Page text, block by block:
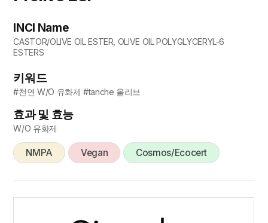
INCI Name
CASTOR/OLIVE OIL ESTER, OLIVE OIL POLYGLYCERYL-6
ESTERS
키워드
#천연 W/O 유화제 #tanche 올리브
효과 및 효능
W/O 유화제
NMPA Vegan Cosmos/Ecocert